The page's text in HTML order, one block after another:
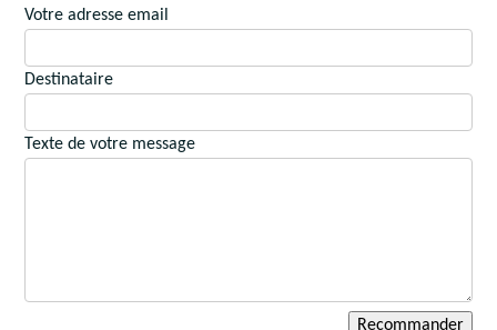
Votre adresse email
Destinataire
Texte de votre message